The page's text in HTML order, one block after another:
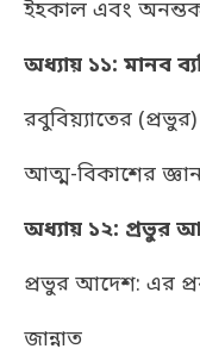
ইহকাল এবং
অধ্যায় ১১: মানব
রবুবিয়্যাতের
আত্ম-বিকাশের
অধ্যায় ১২: প্রভুর
প্রভুর আদেশ: এর
জান্নাত